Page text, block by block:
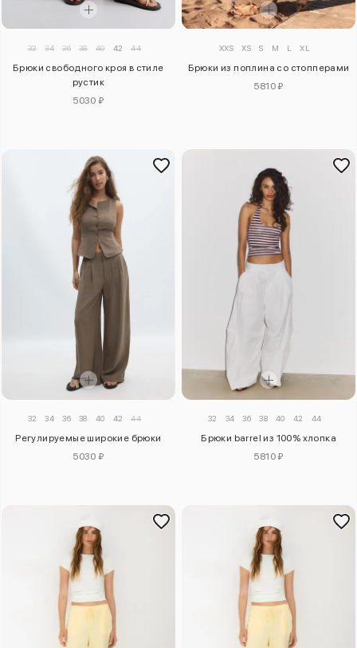
32 34 36 38 40 42 44
Брюки свободного кроя в стиле
рустик
5030 ₽
XXS XS S M L XL
Брюки из поплина со стопперами
5810 ₽
32 34 36 38 40 42 44
Регулируемые широкие брюки
5030 ₽
32 34 36 38 40 42 44
Брюки barrel из 100% хлопка
5810 ₽